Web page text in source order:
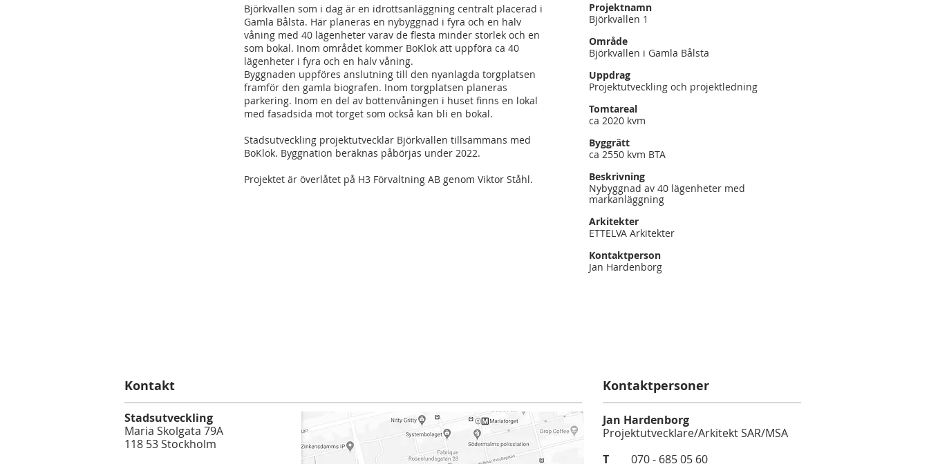
Björkvallen som i dag är en idrottsanläggning centralt placerad i
Gamla Bålsta. Här planeras en nybyggnad i fyra och en halv
våning med 40 lägenheter varav de flesta minder storlek och en
som bokal. Inom området kommer BoKlok att uppföra ca 40
lägenheter i fyra och en halv våning.
Byggnaden uppföres anslutning till den nyanlagda torgplatsen
framför den gamla biografen. Inom torgplatsen planeras
parkering. Inom en del av bottenvåningen i huset finns en lokal
med fasadsida mot torget som också kan bli en bokal.
Stadsutveckling projektutvecklar Björkvallen tillsammans med
BoKlok. Byggnation beräknas påbörjas under 2022.
Projektet är överlåtet på H3 Förvaltning AB genom Viktor Ståhl.
Projektnamn
Björkvallen 1
Område
Björkvallen i Gamla Bålsta
Uppdrag
Projektutveckling och projektledning
Tomtareal
ca 2020 kvm
Byggrätt
ca 2550 kvm BTA
Beskrivning
Nybyggnad av 40 lägenheter med
markanläggning
Arkitekter
ETTELVA Arkitekter
Kontaktperson
Jan Hardenborg
Kontakt
Stadsutveckling
Maria Skolgata 79A
118 53 Stockholm
Kontaktpersoner
Jan Hardenborg
Projektutvecklare/Arkitekt SAR/MSA
T 070 - 685 05 60